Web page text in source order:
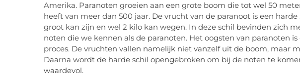
Amerika. Paranoten groeien aan een grote boom die tot wel 50
heeft van meer dan 500 jaar. De vrucht van de paranoot is een
groot kan zijn en wel 2 kilo kan wegen. In deze schil bevinden zich
noten die we kennen als de paranoten. Het oogsten van paranoten
proces. De vruchten vallen namelijk niet vanzelf uit de boom, maar
Daarna wordt de harde schil opengebroken om bij de noten te
waardevol.